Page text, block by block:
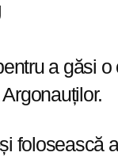
a găsi
folosească